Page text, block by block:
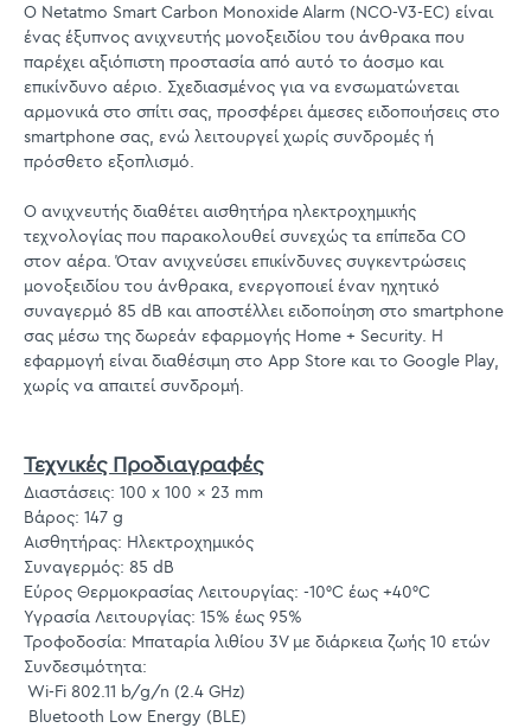
Ο Netatmo Smart Carbon Monoxide Alarm (NCO-V3-EC) είναι
ένας έξυπνος ανιχνευτής μονοξειδίου του άνθρακα που
παρέχει αξιόπιστη προστασία από αυτό το άοσμο και
επικίνδυνο αέριο. Σχεδιασμένος για να ενσωματώνεται
αρμονικά στο σπίτι σας, προσφέρει άμεσες ειδοποιήσεις στο
smartphone σας, ενώ λειτουργεί χωρίς συνδρομές ή
πρόσθετο εξοπλισμό.
Ο ανιχνευτής διαθέτει αισθητήρα ηλεκτροχημικής
τεχνολογίας που παρακολουθεί συνεχώς τα επίπεδα CO
στον αέρα. Όταν ανιχνεύσει επικίνδυνες συγκεντρώσεις
μονοξειδίου του άνθρακα, ενεργοποιεί έναν ηχητικό
συναγερμό 85 dB και αποστέλλει ειδοποίηση στο smartphone
σας μέσω της δωρεάν εφαρμογής Home + Security. Η
εφαρμογή είναι διαθέσιμη στο App Store και το Google Play,
χωρίς να απαιτεί συνδρομή.
Τεχνικές Προδιαγραφές
Διαστάσεις: 100 x 100 x 23 mm
Βάρος: 147 g
Αισθητήρας: Ηλεκτροχημικός
Συναγερμός: 85 dB
Εύρος Θερμοκρασίας Λειτουργίας: -10°C έως +40°C
Υγρασία Λειτουργίας: 15% έως 95%
Τροφοδοσία: Μπαταρία λιθίου 3V με διάρκεια ζωής 10 ετών
Συνδεσιμότητα:
Wi-Fi 802.11 b/g/n (2.4 GHz)
Bluetooth Low Energy (BLE)